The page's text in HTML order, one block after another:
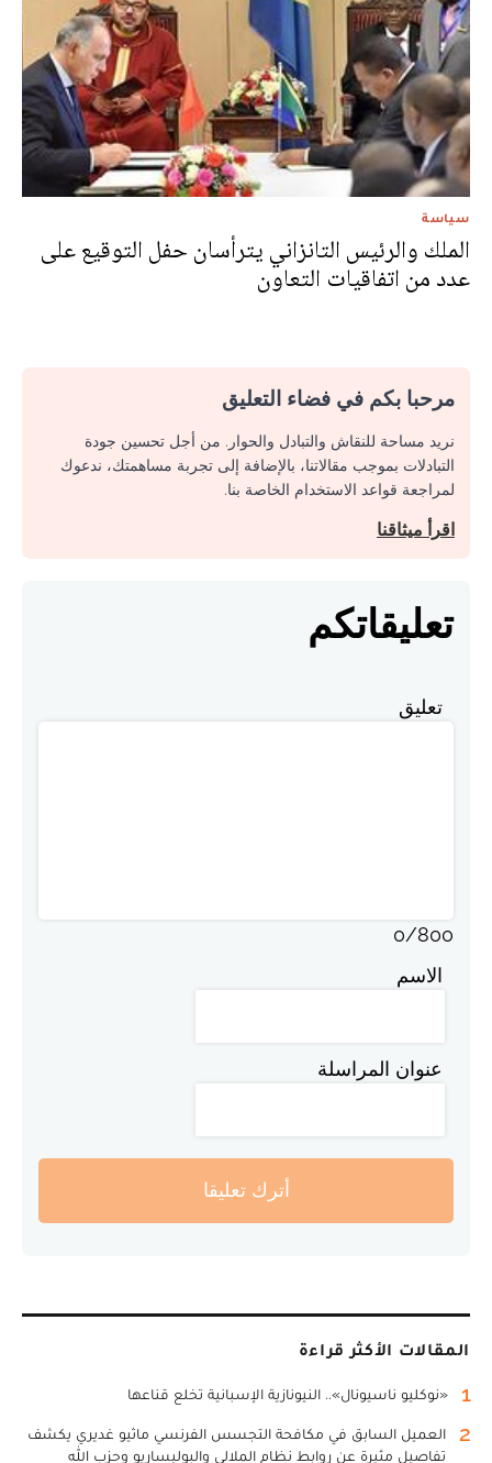
سياسة
الملك والرئيس التانزاني يترأسان حفل التوقيع على
عدد من اتفاقيات التعاون
مرحبا بكم في فضاء التعليق
نريد مساحة للنقاش والتبادل والحوار. من أجل تحسين جودة
التبادلات بموجب مقالاتنا، بالإضافة إلى تجربة مساهمتك، ندعوك
لمراجعة قواعد الاستخدام الخاصة بنا.
اقرأ ميثاقنا
تعليقاتكم
تعليق
0/800
الاسم
عنوان المراسلة
أترك تعليقا
المقالات الأكثر قراءة
1 «نوكليو ناسيونال».. النيونازية الإسبانية تخلع قناعها
2
العميل السابق في مكافحة التجسس الفرنسي ماثيو غديري يكشف
تفاصيل مثيرة عن روابط نظام الملالي والبوليساريو وحزب الله